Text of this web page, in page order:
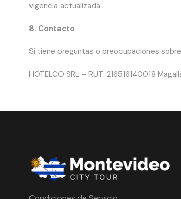
vigencia actualizada.
8. Contacto
Si tiene preguntas o preocupaciones
HOTELCO SRL – RUT: 216516140018